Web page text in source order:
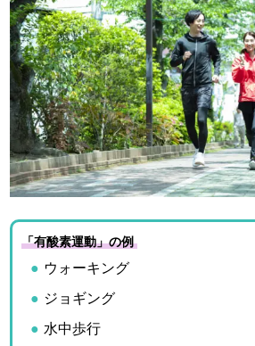
「有酸素運動」の例
ウォーキング
ジョギング
水中歩行